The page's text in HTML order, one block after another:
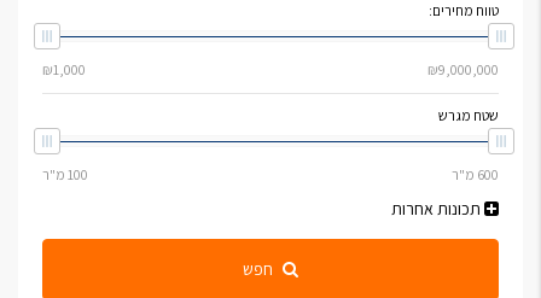
טווח מחירים:
שטח מגרש
תכונות אחרות
חפש